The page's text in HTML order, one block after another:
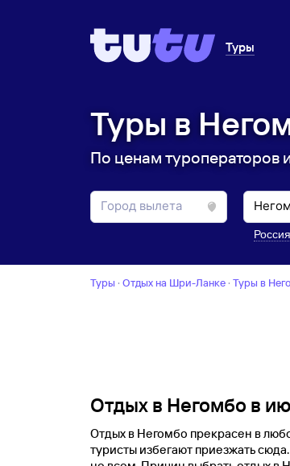
Туры
Туры в
По ценам туроператоров
Россия
Туры · Отдых на Шри-Ланке · Туры в
Отдых в Негомбо в
Отдых в Негомбо прекрасен в
туристы избегают приезжать